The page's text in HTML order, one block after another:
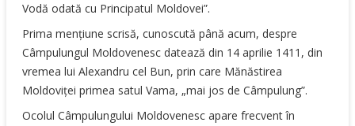
Vodă odată cu Principatul Moldovei”.
Prima menţiune scrisă, cunoscută până acum, despre
Câmpulungul Moldovenesc datează din 14 aprilie 1411, din
vremea lui Alexandru cel Bun, prin care Mănăstirea
Moldoviţei primea satul Vama, „mai jos de Câmpulung”.
Ocolul Câmpulungului Moldovenesc apare frecvent în